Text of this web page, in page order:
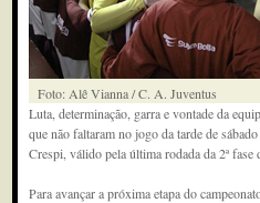
Foto: Alê Vianna / C. A. Juventus
Luta, determinação, garra e vontade da
que não faltaram no jogo da tarde de
Crespi, válido pela última rodada da 2ª fase
Para avançar a próxima etapa do